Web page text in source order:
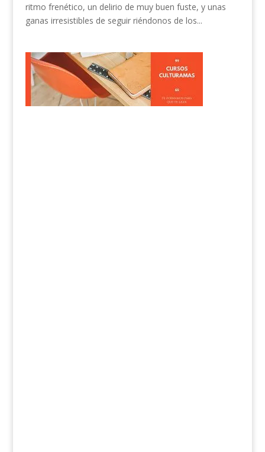
ritmo frenético, un delirio de muy buen fuste, y unas
ganas irresistibles de seguir riéndonos de los...